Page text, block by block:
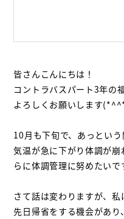
皆さんこんにちは！
コントラバスパート3年の
よろしくお願いします
10 月も下旬で、あっという
気温が急に下がり体調が
らに体調管理に努めたいで
さて話は変わりますが、私
先日帰省をする機会があ